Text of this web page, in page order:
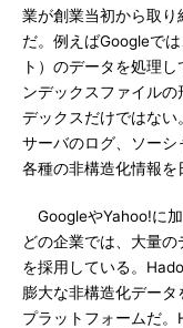
業が創業当初から取
だ。例えばGoogleで
ト）のデータを処理
ンデックスファイル
デックスだけではな
サーバのログ、ソー
各種の非構造化情報を
GoogleやYahoo!に
どの企業では、大量
を採用している。
膨大な非構造化デー
プラットフォームだ